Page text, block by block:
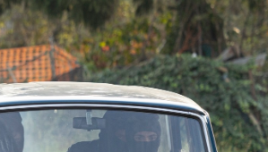
MARKETS, AWARDS
Film Festival Rotterdam
Internationalen
Berlin
de Cannes
Festival - Bio to B Industry